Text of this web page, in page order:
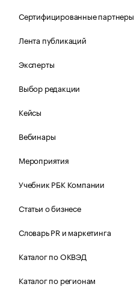
Сертифицированные партнеры
Лента публикаций
Эксперты
Выбор редакции
Кейсы
Вебинары
Мероприятия
Учебник РБК Компании
Статьи о бизнесе
Словарь PR и маркетинга
Каталог по ОКВЭД
Каталог по регионам